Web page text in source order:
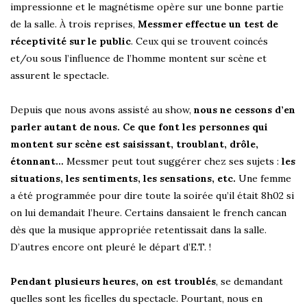
impressionne et le magnétisme opère sur une bonne partie
de la salle. À trois reprises, Messmer effectue un test de
réceptivité sur le public. Ceux qui se trouvent coincés
et/ou sous l’influence de l’homme montent sur scène et
assurent le spectacle.
Depuis que nous avons assisté au show, nous ne cessons d’en
parler autant de nous. Ce que font les personnes qui
montent sur scène est saisissant, troublant, drôle,
étonnant… Messmer peut tout suggérer chez ses sujets : les
situations, les sentiments, les sensations, etc. Une femme
a été programmée pour dire toute la soirée qu’il était 8h02 si
on lui demandait l’heure. Certains dansaient le french cancan
dès que la musique appropriée retentissait dans la salle.
D’autres encore ont pleuré le départ d’E.T. !
Pendant plusieurs heures, on est troublés, se demandant
quelles sont les ficelles du spectacle. Pourtant, nous en